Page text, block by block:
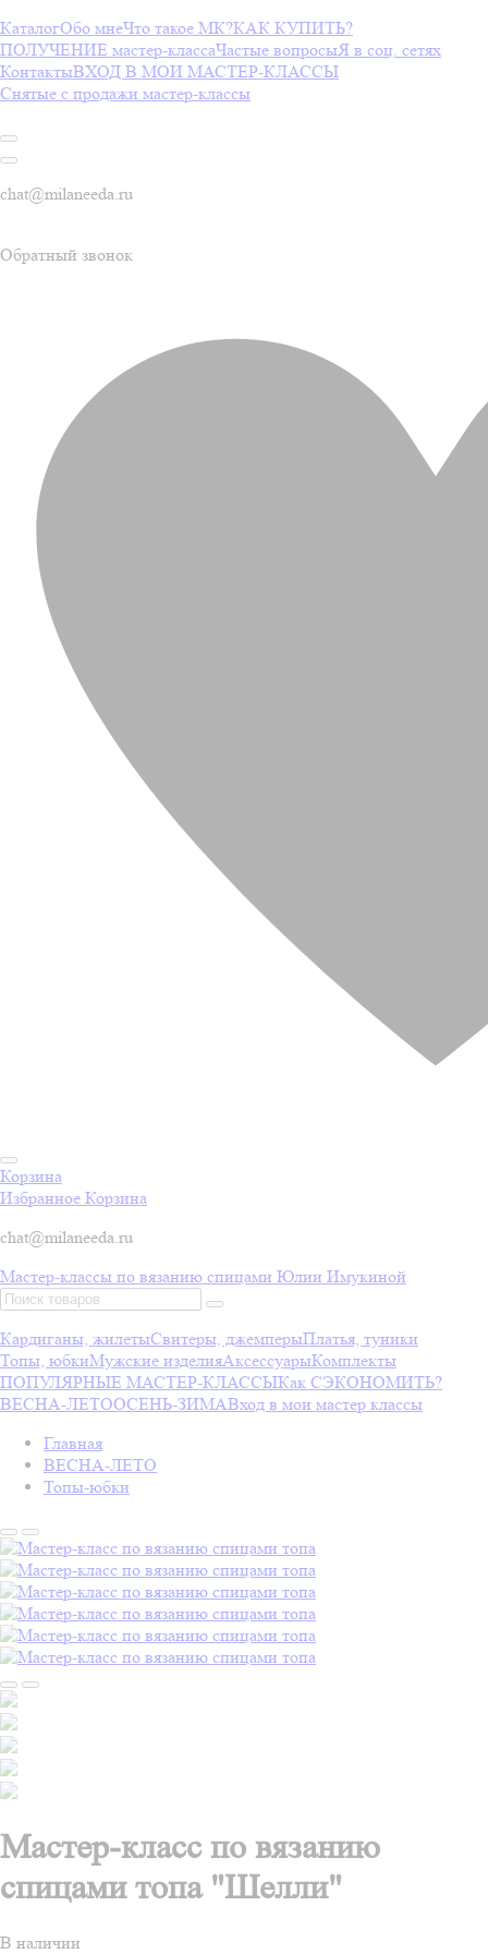
КаталогОбо мнеЧто такое МК?КАК КУПИТЬ?
ПОЛУЧЕНИЕ мастер-классаЧастые вопросыЯ в соц. сетях
КонтактыВХОД В МОИ МАСТЕР-КЛАССЫ
Снятые с продажи мастер-классы
chat@milaneeda.ru
Обратный звонок
Корзина
Избранное Корзина
chat@milaneeda.ru
Мастер-классы по вязанию спицами Юлии Имукиной
Кардиганы, жилетыСвитеры, джемперыПлатья, туники
Топы, юбкиМужские изделияАксессуарыКомплекты
ПОПУЛЯРНЫЕ МАСТЕР-КЛАССЫКак СЭКОНОМИТЬ?
ВЕСНА-ЛЕТООСЕНЬ-ЗИМАВход в мои мастер классы
Главная
ВЕСНА-ЛЕТО
Топы-юбки
Мастер-класс по вязанию
спицами топа "Шелли"
В наличии